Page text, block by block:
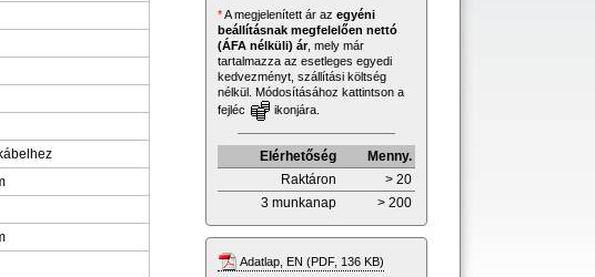
*A megjelenített ár az egyéni
beállításnak megfelelően nettó
(ÁFA nélküli) ár, mely már
tartalmazza az esetleges egyedi
kedvezményt, szállítási költség
nélkül. Módosításához kattintson a
fejléc
ikonjára.
Elérhetőség
Menny.
Raktáron
> 20
3 munkanap
> 200
Adatlap, EN (PDF, 136 KB)